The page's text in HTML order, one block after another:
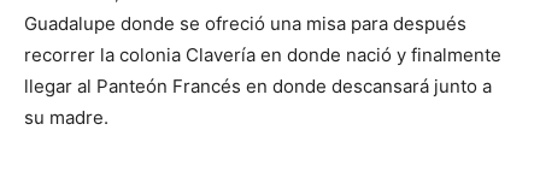
Guadalupe donde se ofreció una misa para después
recorrer la colonia Clavería en donde nació y finalmente
llegar al Panteón Francés en donde descansará junto a
su madre.